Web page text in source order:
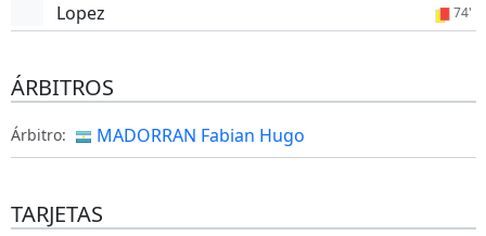
Lopez 74'
ÁRBITROS
Árbitro: MADORRAN Fabian Hugo
TARJETAS